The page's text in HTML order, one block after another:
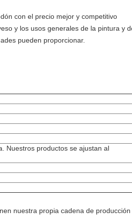
con el precio mejor y competitivo
y los usos generales de la pintura y
pueden proporcionar.
Nuestros productos se ajustan al
nuestra propia cadena de producción